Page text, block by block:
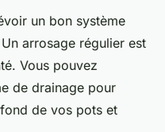
un bon système
arrosage régulier est
Vous pouvez
de drainage pour
de vos pots et